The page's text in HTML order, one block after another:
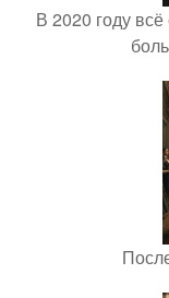
В 2020 году